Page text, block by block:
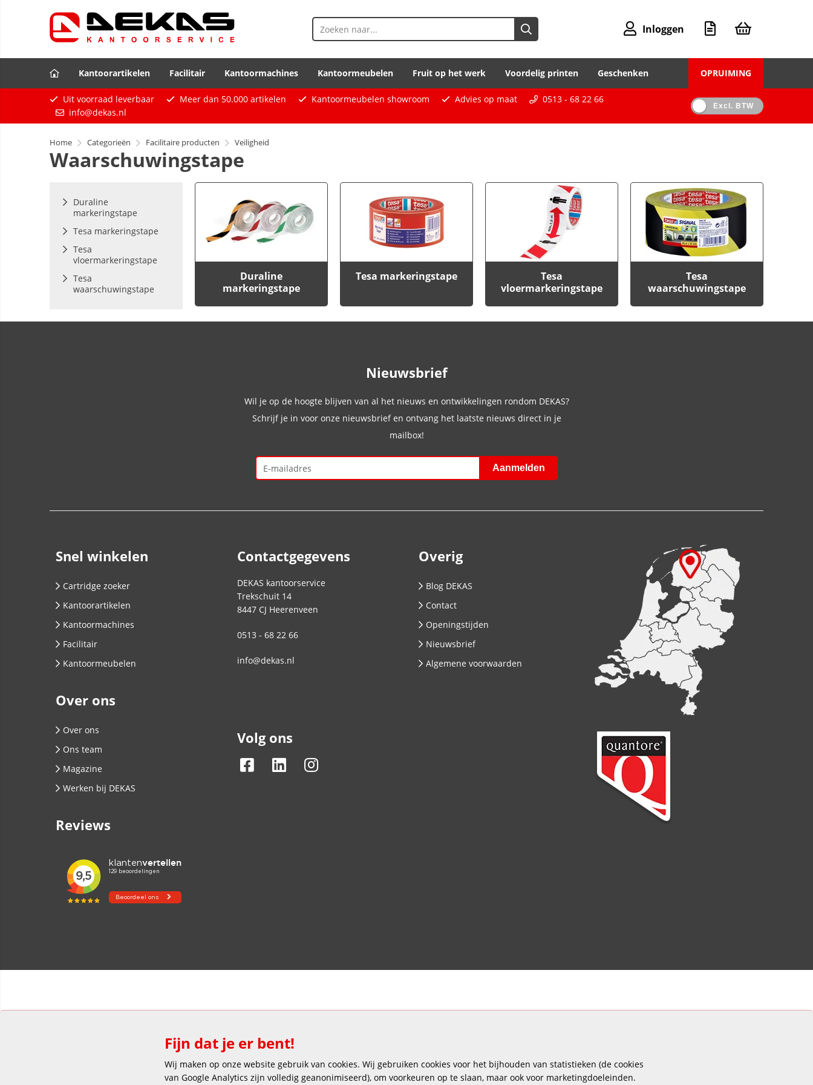
Inloggen
Kantoorartikelen Facilitair Kantoormachines Kantoormeubelen Fruit op het werk Voordelig printen Geschenken OPRUIMING
Uit voorraad leverbaar Meer dan 50.000 artikelen Kantoormeubelen showroom Advies op maat
0513 - 68 22 66
info@dekas.nl
Excl. BTW
Home Categorieën Facilitaire producten Veiligheid
Waarschuwingstape
Duraline
markeringstape
Tesa markeringstape
Tesa
vloermarkeringstape
Tesa
waarschuwingstape
Duraline
markeringstape
Tesa markeringstape
Tesa
vloermarkeringstape
Tesa
waarschuwingstape
Nieuwsbrief
Wil je op de hoogte blijven van al het nieuws en ontwikkelingen rondom DEKAS?
Schrijf je in voor onze nieuwsbrief en ontvang het laatste nieuws direct in je
mailbox!
Snel winkelen
Cartridge zoeker
Kantoorartikelen
Kantoormachines
Facilitair
Kantoormeubelen
Over ons
Over ons
Ons team
Magazine
Werken bij DEKAS
Reviews
Contactgegevens
DEKAS kantoorservice
Trekschuit 14
8447 CJ Heerenveen
0513 - 68 22 66
info@dekas.nl
Volg ons
Overig
Blog DEKAS
Contact
Openingstijden
Nieuwsbrief
Algemene voorwaarden
Veilig en gemakkelijk betalen
Fijn dat je er bent!
Wij maken op onze website gebruik van cookies. Wij gebruiken cookies voor het bijhouden van statistieken (de cookies
van Google Analytics zijn volledig geanonimiseerd), om voorkeuren op te slaan, maar ook voor marketingdoeleinden.